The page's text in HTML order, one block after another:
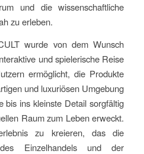
und die wissenschaftliche
zu erleben.
wurde von dem Wunsch
und spielerische Reise
ermöglicht, die Produkte
und luxuriösen Umgebung
bis ins kleinste Detail sorgfältig
Raum zum Leben erweckt.
zu kreieren, das die
Einzelhandels und der